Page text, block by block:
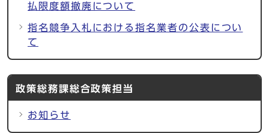
払限度額撤廃について
指名競争入札における指名業者の公表につい
て
政策総務課総合政策担当
お知らせ